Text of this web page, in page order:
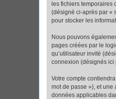
les fichiers temporaires
(désigné ci-après par «
pour stocker les
Nous pouvons
pages créées par le
qu’utilisateur invité
connexion (désignés ici
Votre compte
mot de passe »), et
données applicables